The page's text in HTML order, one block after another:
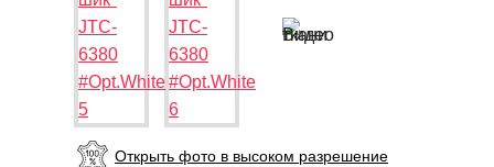
Открыть фото в высоком разрешение